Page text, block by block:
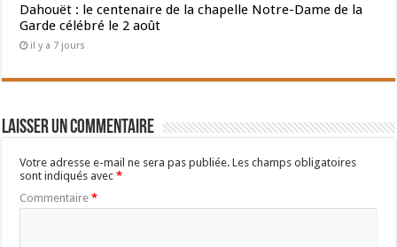
Dahouët : le centenaire de la chapelle Notre-Dame de la
Garde célébré le 2 août
il y a 7 jours
Laisser un commentaire
Votre adresse e-mail ne sera pas publiée. Les champs obligatoires
sont indiqués avec*
Commentaire*